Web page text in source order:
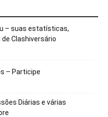
– suas estatísticas,
Clashiversário
– Participe
Diárias e várias